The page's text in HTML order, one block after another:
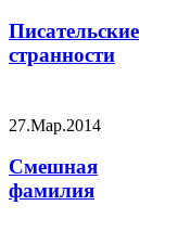
Писательские
странности
27.Мар.2014
Смешная
фамилия